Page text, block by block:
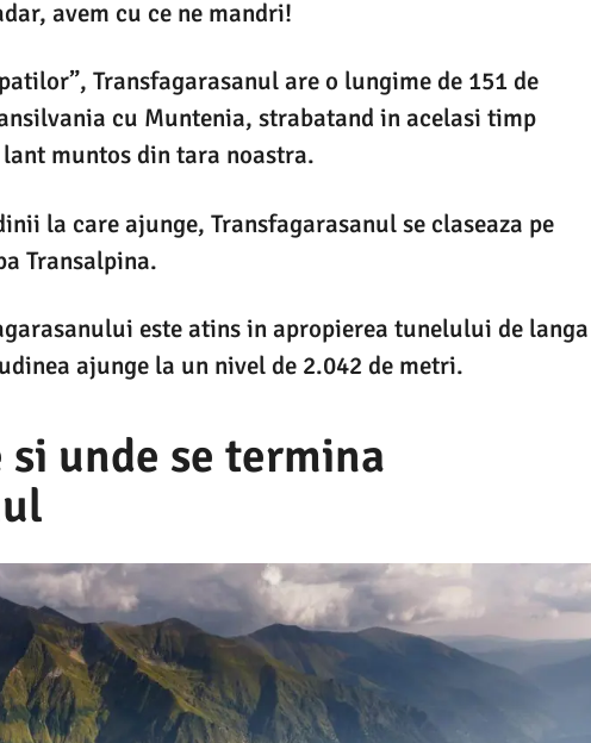
avem cu ce ne mandri!
Transfagarasanul are o lungime de 151 de
cu Muntenia, strabatand in acelasi timp
muntos din tara noastra.
la care ajunge, Transfagarasanul se claseaza pe
Transalpina.
este atins in apropierea tunelului de langa
ajunge la un nivel de 2.042 de metri.
si unde se termina